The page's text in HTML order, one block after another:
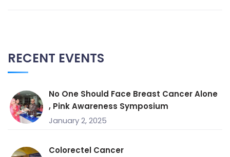
RECENT EVENTS
No One Should Face Breast Cancer Alone
, Pink Awareness Symposium
January 2, 2025
Colorectel Cancer